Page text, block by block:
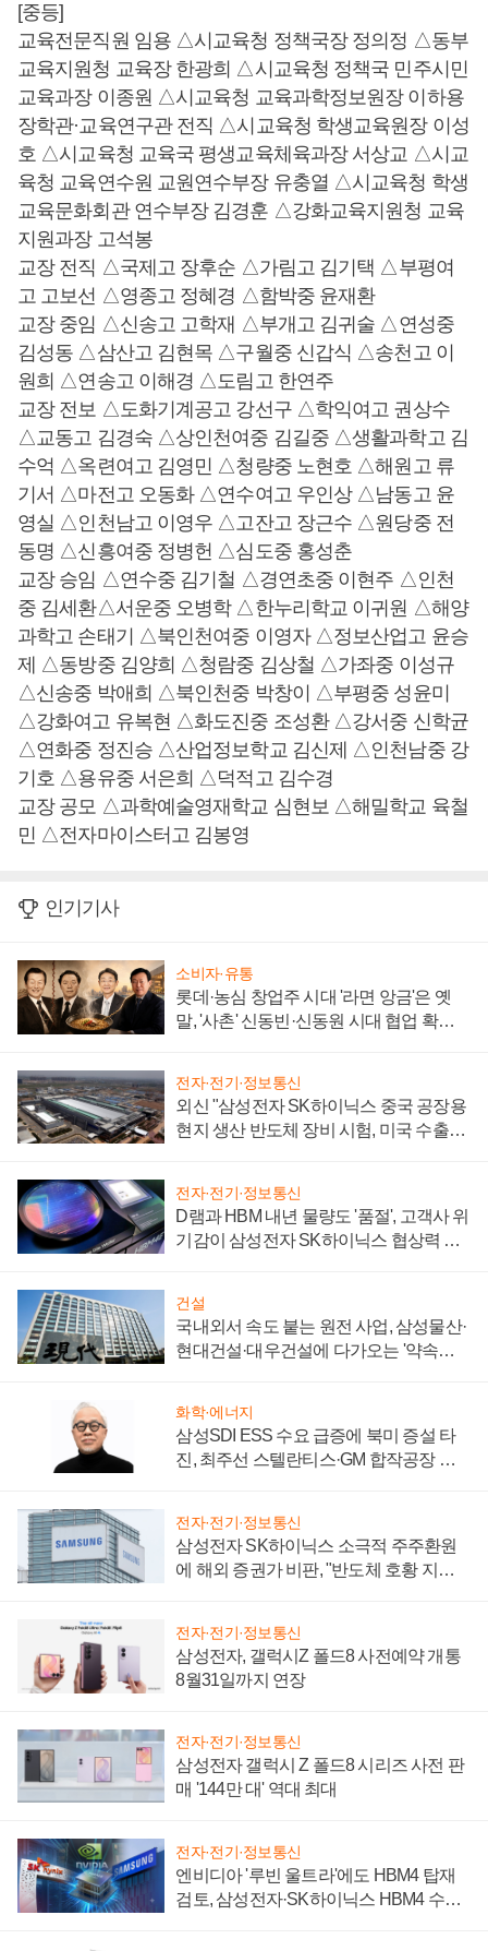
[중등]
교육전문직원 임용 △시교육청 정책국장 정의정 △동부
교육지원청 교육장 한광희 △시교육청 정책국 민주시민
교육과장 이종원 △시교육청 교육과학정보원장 이하용
장학관·교육연구관 전직 △시교육청 학생교육원장 이성
호 △시교육청 교육국 평생교육체육과장 서상교 △시교
육청 교육연수원 교원연수부장 유충열 △시교육청 학생
교육문화회관 연수부장 김경훈 △강화교육지원청 교육
지원과장 고석봉
교장 전직 △국제고 장후순 △가림고 김기택 △부평여
고 고보선 △영종고 정혜경 △함박중 윤재환
교장 중임 △신송고 고학재 △부개고 김귀술 △연성중
김성동 △삼산고 김현목 △구월중 신갑식 △송천고 이
원희 △연송고 이해경 △도림고 한연주
교장 전보 △도화기계공고 강선구 △학익여고 권상수
△교동고 김경숙 △상인천여중 김길중 △생활과학고 김
수억 △옥련여고 김영민 △청량중 노현호 △해원고 류
기서 △마전고 오동화 △연수여고 우인상 △남동고 윤
영실 △인천남고 이영우 △고잔고 장근수 △원당중 전
동명 △신흥여중 정병헌 △심도중 홍성춘
교장 승임 △연수중 김기철 △경연초중 이현주 △인천
중 김세환△서운중 오병학 △한누리학교 이귀원 △해양
과학고 손태기 △북인천여중 이영자 △정보산업고 윤승
제 △동방중 김양희 △청람중 김상철 △가좌중 이성규
△신송중 박애희 △북인천중 박창이 △부평중 성윤미
△강화여고 유복현 △화도진중 조성환 △강서중 신학균
△연화중 정진승 △산업정보학교 김신제 △인천남중 강
기호 △용유중 서은희 △덕적고 김수경
교장 공모 △과학예술영재학교 심현보 △해밀학교 육철
민 △전자마이스터고 김봉영
인기기사
소비자·유통
롯데·농심 창업주 시대 '라면 앙금'은 옛
말, '사촌' 신동빈·신동원 시대 협업 확대
전자·전기·정보통신
외신 "삼성전자 SK하이닉스 중국 공장용
현지 생산 반도체 장비 시험, 미국 수출통
전자·전기·정보통신
D램과 HBM 내년 물량도 '품절', 고객사 위
기감이 삼성전자 SK하이닉스 협상력 더
건설
국내외서 속도 붙는 원전 사업, 삼성물산·
현대건설·대우건설에 다가오는 '약속의
화학·에너지
삼성SDI ESS 수요 급증에 북미 증설 타
진, 최주선 스텔란티스·GM 합작공장 건
전자·전기·정보통신
삼성전자 SK하이닉스 소극적 주주환원
에 해외 증권가 비판, "반도체 호황 지속
전자·전기·정보통신
삼성전자, 갤럭시Z 폴드8 사전예약 개통
8월31일까지 연장
전자·전기·정보통신
삼성전자 갤럭시 Z 폴드8 시리즈 사전 판
매 '144만 대' 역대 최대
전자·전기·정보통신
엔비디아 '루빈 울트라'에도 HBM4 탑재
검토, 삼성전자·SK하이닉스 HBM4 수율